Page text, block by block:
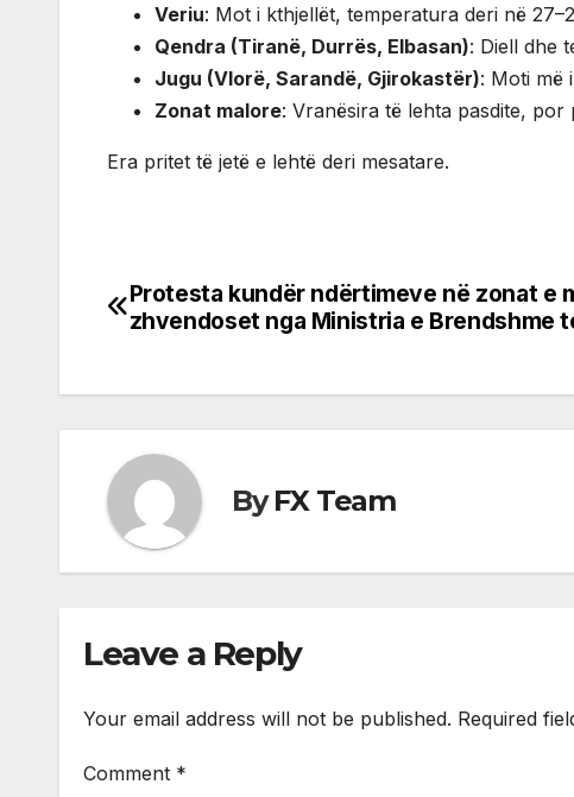
Veriu: Mot i kthjellët, temperatura deri në
Qendra (Tiranë, Durrës, Elbasan): Diell dhe
Jugu (Vlorë, Sarandë, Gjirokastër): Moti më
Zonat malore: Vranësira të lehta pasdite, por
Era pritet të jetë e lehtë deri mesatare.
Post
Protesta kundër ndërtimeve në zonat e
zhvendoset nga Ministria e Brendshme
ByFX Team
Leave a Reply
Your email address will not be published. Required
Comment *